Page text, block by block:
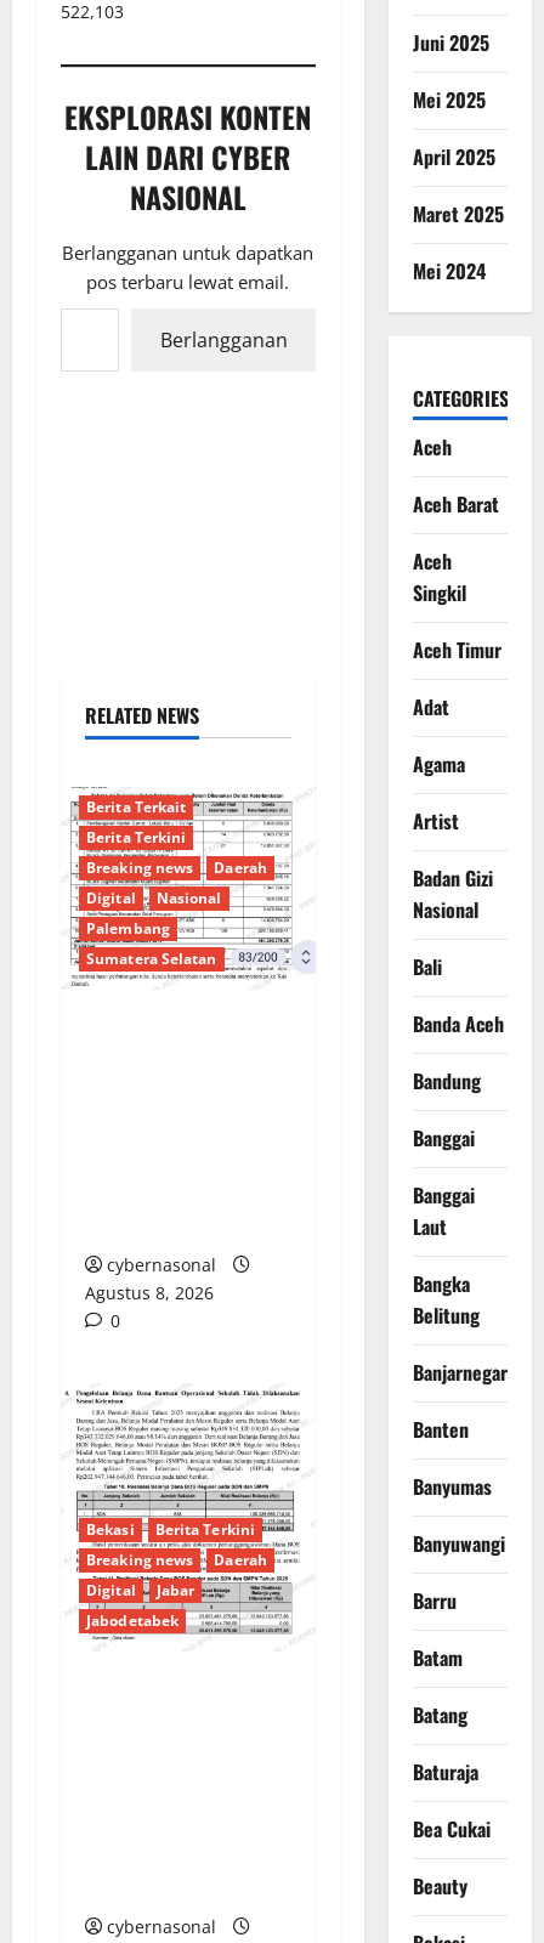
522,103
EKSPLORASI KONTEN
LAIN DARI CYBER
NASIONAL
Berlangganan untuk dapatkan
pos terbaru lewat email.
Ketikkan email Anda...
Berlangganan
RELATED NEWS
Berita Terkait
Berita Terkini
Breaking news
Daerah
Digital
Nasional
Palembang
Sumatera Selatan
cybernasonal
Agustus 8, 2026
0
Bekasi
Berita Terkini
Breaking news
Daerah
Digital
Jabar
Jabodetabek
cybernasonal
Juni 2025
Mei 2025
April 2025
Maret 2025
Mei 2024
CATEGORIES
Aceh
Aceh Barat
Aceh
Singkil
Aceh Timur
Adat
Agama
Artist
Badan Gizi
Nasional
Bali
Banda Aceh
Bandung
Banggai
Banggai
Laut
Bangka
Belitung
Banjarnegara
Banten
Banyumas
Banyuwangi
Barru
Batam
Batang
Baturaja
Bea Cukai
Beauty